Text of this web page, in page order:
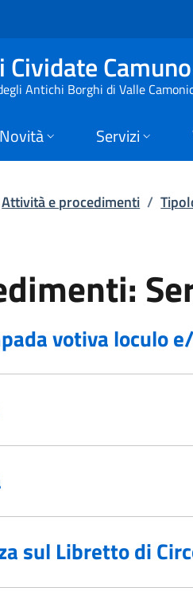
|
Cividate Camuno
Antichi Borghi di Valle
Novità Servizi
Attività e procedimenti /
votiva loculo
sul Libretto di